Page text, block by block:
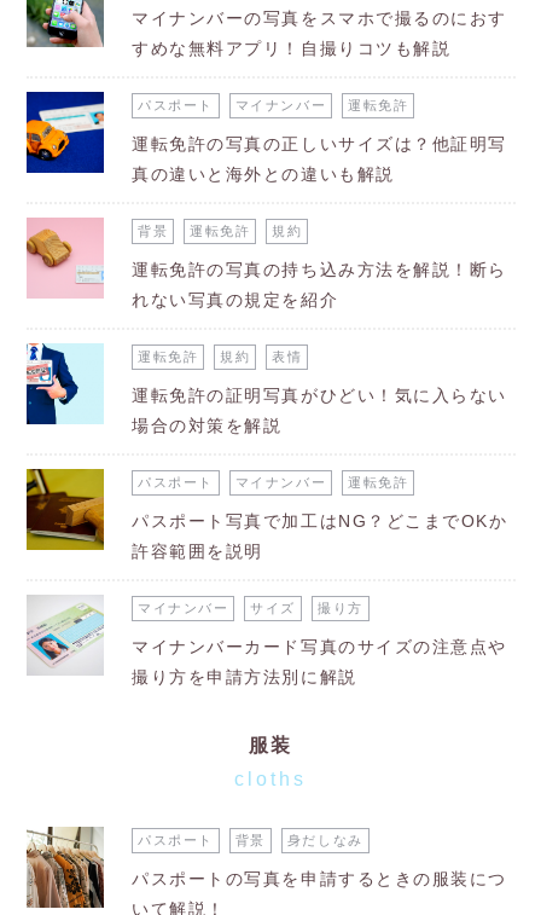
マイナンバーの写真をスマホで撮るのにおす
すめな無料アプリ！自撮りコツも解説
パスポート マイナンバー 運転免許
運転免許の写真の正しいサイズは？他証明写
真の違いと海外との違いも解説
背景 運転免許 規約
運転免許の写真の持ち込み方法を解説！断ら
れない写真の規定を紹介
運転免許 規約 表情
運転免許の証明写真がひどい！気に入らない
場合の対策を解説
パスポート マイナンバー 運転免許
パスポート写真で加工はNG？どこまでOKか
許容範囲を説明
マイナンバー サイズ 撮り方
マイナンバーカード写真のサイズの注意点や
撮り方を申請方法別に解説
服装
cloths
パスポート 背景 身だしなみ
パスポートの写真を申請するときの服装につ
いて解説！